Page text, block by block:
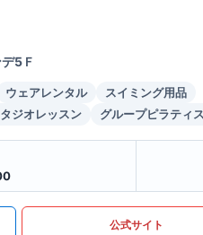
5Ｆ
ウェアレンタル
スイミング用品
ジオレッスン グループピラティス
公式サイト